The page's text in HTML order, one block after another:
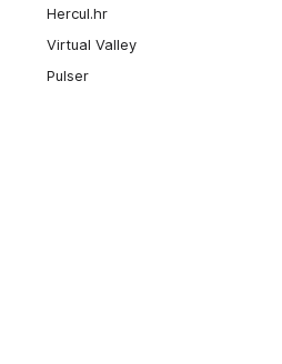
Hercul.hr
Virtual Valley
Pulser